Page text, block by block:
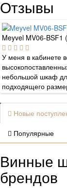
Отзывы
Meyvel MV06-BSF1
У меня в кабинете
небольшой шкаф
подходящего
Новые
Популярные
Винные
брендов